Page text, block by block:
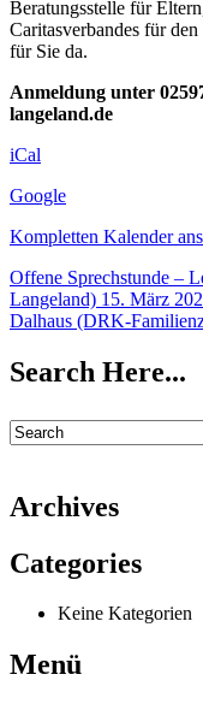
Beratungsstelle für
Caritasverbandes für
für Sie da.
Anmeldung unter
langeland.de
iCal
Google
Kompletten Kalender
Offene Sprechstunde –
Langeland) 15. März
Dalhaus (DRK-
Search Here...
Archives
Categories
Keine Kategorien
Menü